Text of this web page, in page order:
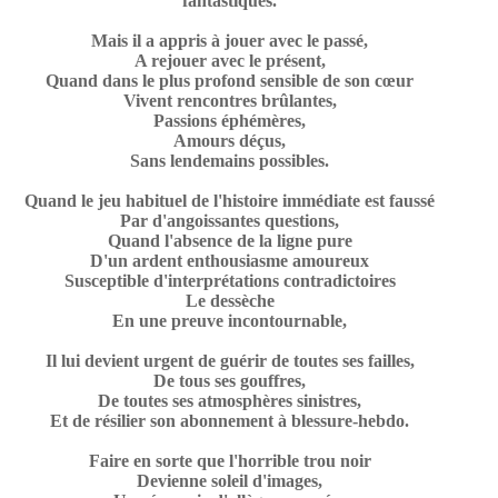
Mais il a appris à jouer avec le passé,
A rejouer avec le présent,
Quand dans le plus profond sensible de son cœur
Vivent rencontres brûlantes,
Passions éphémères,
Amours déçus,
Sans lendemains possibles.
Quand le jeu habituel de l'histoire immédiate est faussé
Par d'angoissantes questions,
Quand l'absence de la ligne pure
D'un ardent enthousiasme amoureux
Susceptible d'interprétations contradictoires
Le dessèche
En une preuve incontournable,
Il lui devient urgent de guérir de toutes ses failles,
De tous ses gouffres,
De toutes ses atmosphères sinistres,
Et de résilier son abonnement à blessure-hebdo.
Faire en sorte que l'horrible trou noir
Devienne soleil d'images,